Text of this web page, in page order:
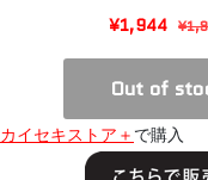
カイセキストア＋ で購入